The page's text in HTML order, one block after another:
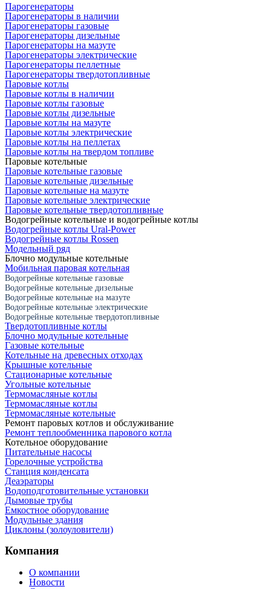
Парогенераторы
Парогенераторы в наличии
Парогенераторы газовые
Парогенераторы дизельные
Парогенераторы на мазуте
Парогенераторы электрические
Парогенераторы пеллетные
Парогенераторы твердотопливные
Паровые котлы
Паровые котлы в наличии
Паровые котлы газовые
Паровые котлы дизельные
Паровые котлы на мазуте
Паровые котлы электрические
Паровые котлы на пеллетах
Паровые котлы на твердом топливе
Паровые котельные
Паровые котельные газовые
Паровые котельные дизельные
Паровые котельные на мазуте
Паровые котельные электрические
Паровые котельные твердотопливные
Водогрейные котельные и водогрейные котлы
Водогрейные котлы Ural-Power
Водогрейные котлы Rossen
Модельный ряд
Блочно модульные котельные
Мобильная паровая котельная
Водогрейные котельные газовые
Водогрейные котельные дизельные
Водогрейные котельные на мазуте
Водогрейные котельные электрические
Водогрейные котельные твердотопливные
Твердотопливные котлы
Блочно модульные котельные
Газовые котельные
Котельные на древесных отходах
Крышные котельные
Стационарные котельные
Угольные котельные
Термомасляные котлы
Термомасляные котлы
Термомасляные котельные
Ремонт паровых котлов и обслуживание
Ремонт теплообменника парового котла
Котельное оборудование
Питательные насосы
Горелочные устройства
Станция конденсата
Деаэраторы
Водоподготовительные установки
Дымовые трубы
Емкостное оборудование
Mодульные здания
Циклоны (золоуловители)
Компания
О компании
Новости